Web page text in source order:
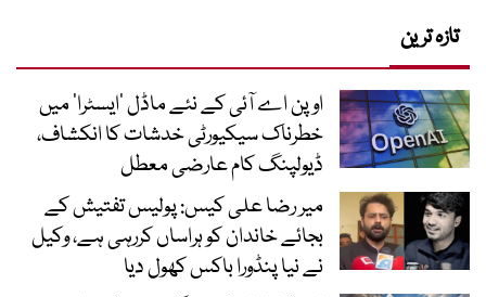
تازہ ترین
اوپن اے آئی کے نئے ماڈل ’ایسٹرا‘ میں
خطرناک سیکیورٹی خدشات کا انکشاف،
ڈیولپنگ کام عارضی معطل
میر رضا علی کیس: پولیس تفتیش کے
بجائے خاندان کو ہراساں کررہی ہے، وکیل
نے نیا پنڈورا باکس کھول دیا